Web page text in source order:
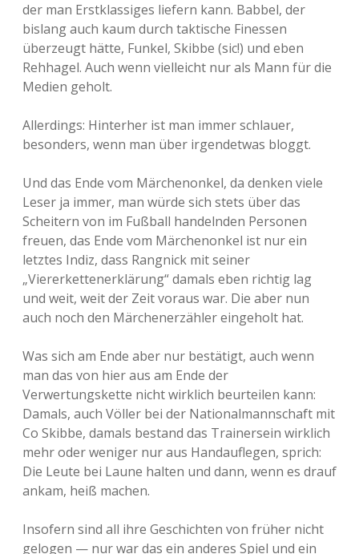
der man Erstklassiges liefern kann. Babbel, der
bislang auch kaum durch taktische Finessen
überzeugt hätte, Funkel, Skibbe (sic!) und eben
Rehhagel. Auch wenn vielleicht nur als Mann für die
Medien geholt.
Allerdings: Hinterher ist man immer schlauer,
besonders, wenn man über irgendetwas bloggt.
Und das Ende vom Märchenonkel, da denken viele
Leser ja immer, man würde sich stets über das
Scheitern von im Fußball handelnden Personen
freuen, das Ende vom Märchenonkel ist nur ein
letztes Indiz, dass Rangnick mit seiner
„Viererkettenerklärung“ damals eben richtig lag
und weit, weit der Zeit voraus war. Die aber nun
auch noch den Märchenerzähler eingeholt hat.
Was sich am Ende aber nur bestätigt, auch wenn
man das von hier aus am Ende der
Verwertungskette nicht wirklich beurteilen kann:
Damals, auch Völler bei der Nationalmannschaft mit
Co Skibbe, damals bestand das Trainersein wirklich
mehr oder weniger nur aus Handauflegen, sprich:
Die Leute bei Laune halten und dann, wenn es drauf
ankam, heiß machen.
Insofern sind all ihre Geschichten von früher nicht
gelogen — nur war das ein anderes Spiel und ein